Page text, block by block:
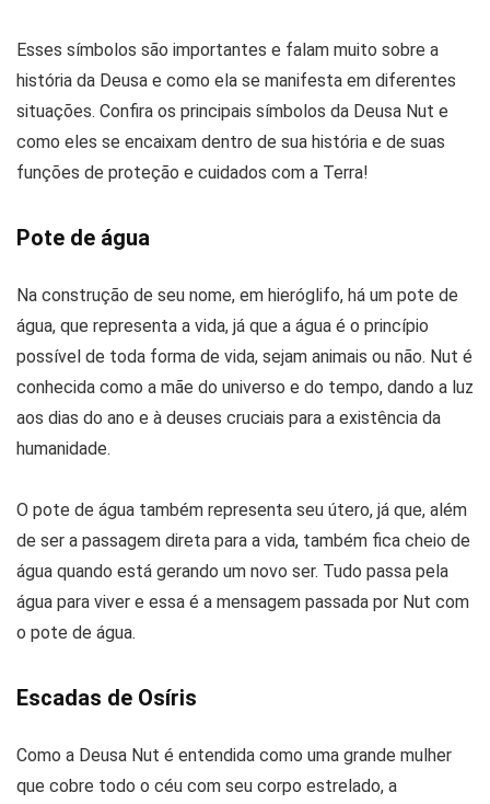
Esses símbolos são importantes e falam muito sobre a
história da Deusa e como ela se manifesta em diferentes
situações. Confira os principais símbolos da Deusa Nut e
como eles se encaixam dentro de sua história e de suas
funções de proteção e cuidados com a Terra!
Pote de água
Na construção de seu nome, em hieróglifo, há um pote de
água, que representa a vida, já que a água é o princípio
possível de toda forma de vida, sejam animais ou não. Nut é
conhecida como a mãe do universo e do tempo, dando a luz
aos dias do ano e à deuses cruciais para a existência da
humanidade.
O pote de água também representa seu útero, já que, além
de ser a passagem direta para a vida, também fica cheio de
água quando está gerando um novo ser. Tudo passa pela
água para viver e essa é a mensagem passada por Nut com
o pote de água.
Escadas de Osíris
Como a Deusa Nut é entendida como uma grande mulher
que cobre todo o céu com seu corpo estrelado, a